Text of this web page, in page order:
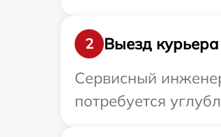
2
Выезд
Сервисный
потребуется